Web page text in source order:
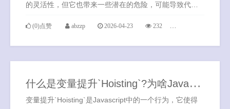
的灵活性，但它也带来一些潜在的危险，可能导致代码
(0)点赞 abzzp 2026-04-23 232
什
么是变量提升`Hoisting`?为啥Javascript语言中存在变量提升机制？
变量提升`Hoisting`是Javascript中的一个行为，它使得